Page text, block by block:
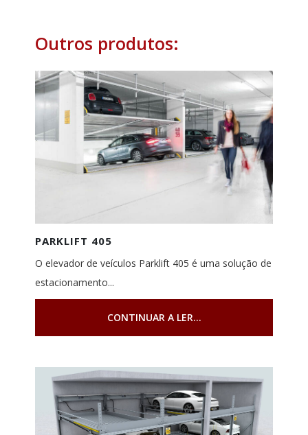
Outros produtos:
PARKLIFT 405
O elevador de veículos Parklift 405 é uma solução de
estacionamento...
CONTINUAR A LER...